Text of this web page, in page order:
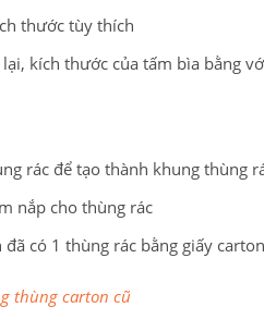
thước tùy thích
kích thước của tấm bìa bằng
rác để tạo thành khung thùng
nắp cho thùng rác
có 1 thùng rác bằng giấy
thùng carton cũ